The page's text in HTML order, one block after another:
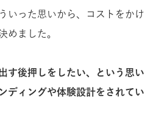
いった思いから、コストをかけ
めました。
す後押しをしたい、という思い
ディングや体験設計をされてい